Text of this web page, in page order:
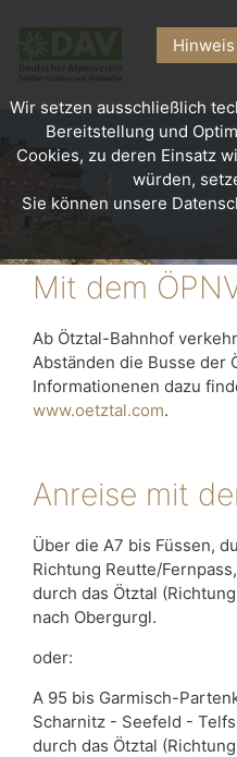
Mit dem
Ab Ötztal-Bahnhof
Abständen die Busse der
Informationenen dazu
www.oetztal.com.
Anreise mit
Über die A7 bis Füssen,
Richtung Reutte/
durch das Ötztal
nach Obergurgl.
oder:
A 95 bis Garmisch-
Scharnitz - Seefeld -
durch das Ötztal
Wir setzen ausschließlich
Bereitstellung und
Cookies, zu deren Einsatz
würden,
Sie können unsere